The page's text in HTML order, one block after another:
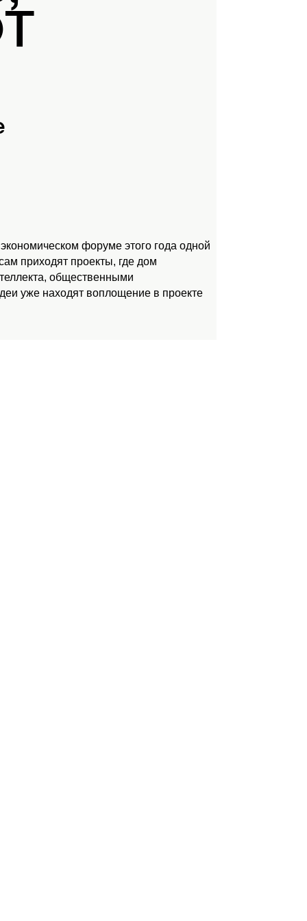
форуме этого года одной
приходят проекты, где дом
общественными
уже находят воплощение в проекте